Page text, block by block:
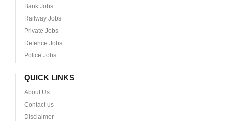
Bank Jobs
Railway Jobs
Private Jobs
Defence Jobs
Police Jobs
QUICK LINKS
About Us
Contact us
Disclaimer